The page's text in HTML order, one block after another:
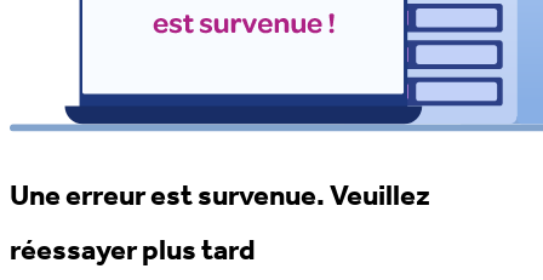
Une erreur est survenue. Veuillez
réessayer plus tard